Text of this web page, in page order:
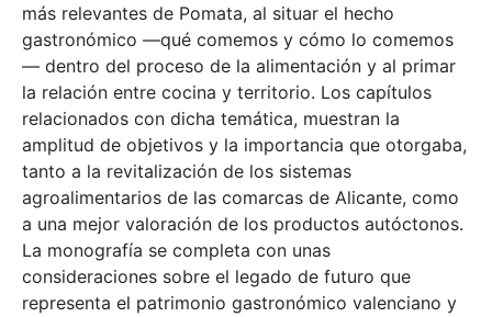
más relevantes de Pomata, al situar el hecho
gastronómico —qué comemos y cómo lo comemos
— dentro del proceso de la alimentación y al primar
la relación entre cocina y territorio. Los capítulos
relacionados con dicha temática, muestran la
amplitud de objetivos y la importancia que otorgaba,
tanto a la revitalización de los sistemas
agroalimentarios de las comarcas de Alicante, como
a una mejor valoración de los productos autóctonos.
La monografía se completa con unas
consideraciones sobre el legado de futuro que
representa el patrimonio gastronómico valenciano y